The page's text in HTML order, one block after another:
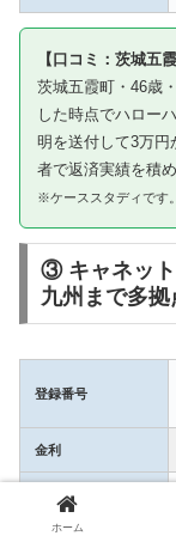
【口コミ：茨城五
茨城五霞町・46歳
した時点でハロー
明を送付して3万円
者で返済実績を積
※ケーススタディです
③ キャネット
九州まで多拠
登録番号
金利
融資額
ホーム